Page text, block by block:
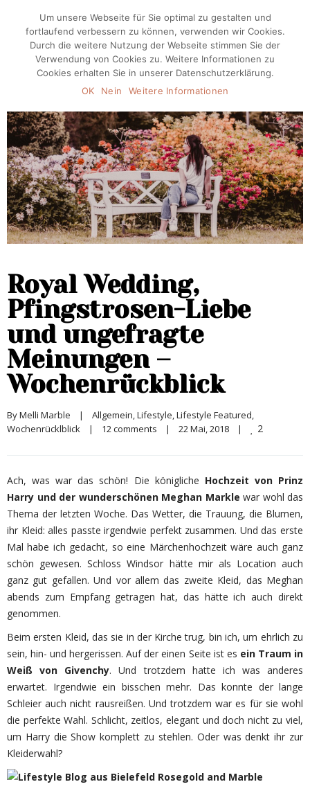
Royal Wedding,
Pfingstrosen-Liebe
und ungefragte
Meinungen –
Wochenrückblick
By Melli Marble | Allgemein Lifestyle Lifestyle Featured
Wochenrücklblick
| 12 comments | 22 Mai, 2018 | 2
Ach, was war das schön! Die königliche Hochzeit von Prinz
Harry und der wunderschönen Meghan Markle war wohl das
Thema der letzten Woche. Das Wetter, die Trauung, die Blumen,
ihr Kleid: alles passte irgendwie perfekt zusammen. Und das erste
Mal habe ich gedacht, so eine Märchenhochzeit wäre auch ganz
schön gewesen. Schloss Windsor hätte mir als Location auch
ganz gut gefallen. Und vor allem das zweite Kleid, das Meghan
abends zum Empfang getragen hat, das hätte ich auch direkt
genommen.
Beim ersten Kleid, das sie in der Kirche trug, bin ich, um ehrlich zu
sein, hin- und hergerissen. Auf der einen Seite ist es ein Traum in
Weiß von Givenchy. Und trotzdem hatte ich was anderes
erwartet. Irgendwie ein bisschen mehr. Das konnte der lange
Schleier auch nicht rausreißen. Und trotzdem war es für sie wohl
die perfekte Wahl. Schlicht, zeitlos, elegant und doch nicht zu viel,
um Harry die Show komplett zu stehlen. Oder was denkt ihr zur
Kleiderwahl?
Um unsere Webseite für Sie optimal zu gestalten und
fortlaufend verbessern zu können, verwenden wir Cookies.
Durch die weitere Nutzung der Webseite stimmen Sie der
Verwendung von Cookies zu. Weitere Informationen zu
Cookies erhalten Sie in unserer Datenschutzerklärung.
OK
Nein Weitere Informationen